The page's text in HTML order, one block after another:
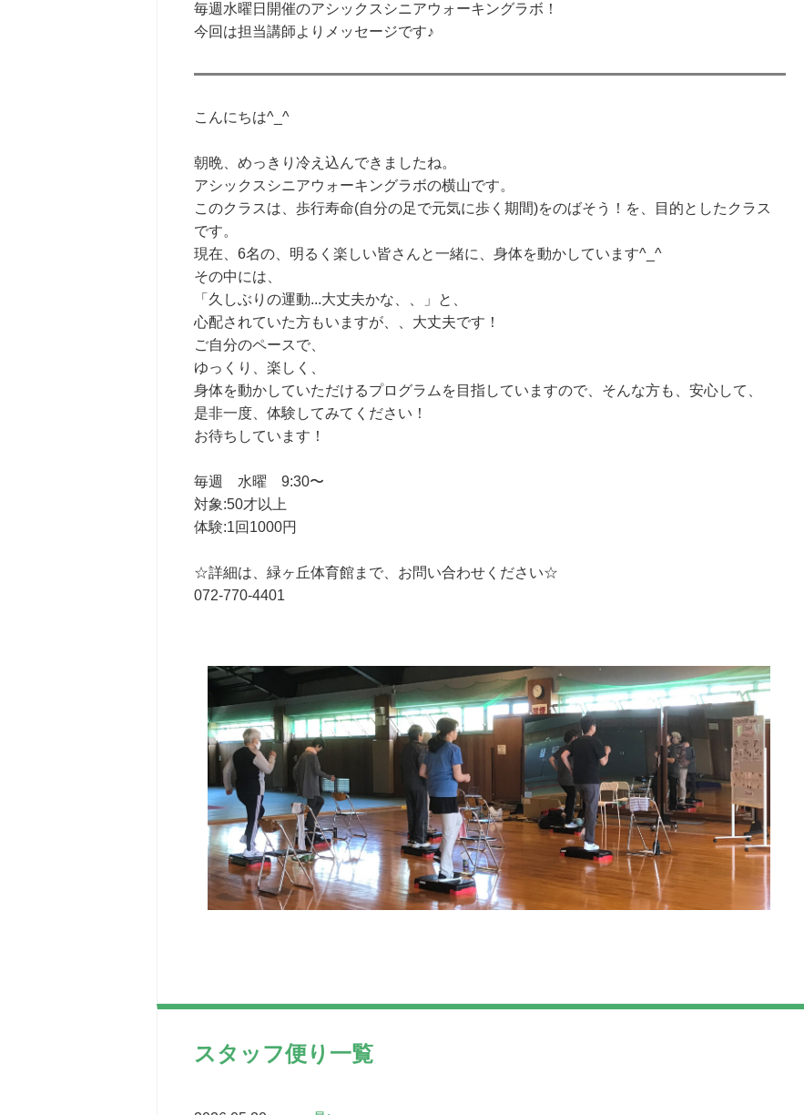
毎週水曜日開催のアシックスシニアウォーキングラボ！
今回は担当講師よりメッセージです♪
こんにちは^_^
朝晩、めっきり冷え込んできましたね。
アシックスシニアウォーキングラボの横山です。
このクラスは、歩行寿命(自分の足で元気に歩く期間)をのばそう！を、目的としたクラス
です。
現在、6名の、明るく楽しい皆さんと一緒に、身体を動かしています^_^
その中には、
「久しぶりの運動...大丈夫かな、、」と、
心配されていた方もいますが、、大丈夫です！
ご自分のペースで、
ゆっくり、楽しく、
身体を動かしていただけるプログラムを目指していますので、そんな方も、安心して、
是非一度、体験してみてください！
お待ちしています！
毎週 水曜 9:30〜
対象:50才以上
体験:1回1000円
☆詳細は、緑ヶ丘体育館まで、お問い合わせください☆
072-770-4401
スタッフ便り一覧